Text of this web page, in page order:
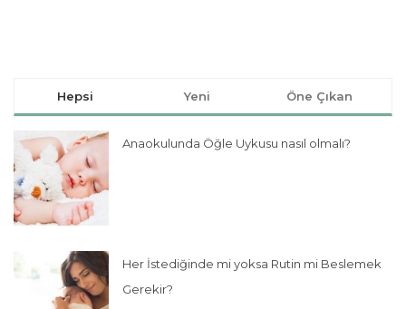
Hepsi Yeni Öne Çıkan
Anaokulunda Öğle Uykusu nasıl olmalı?
Her İstediğinde mi yoksa Rutin mi Beslemek
Gerekir?